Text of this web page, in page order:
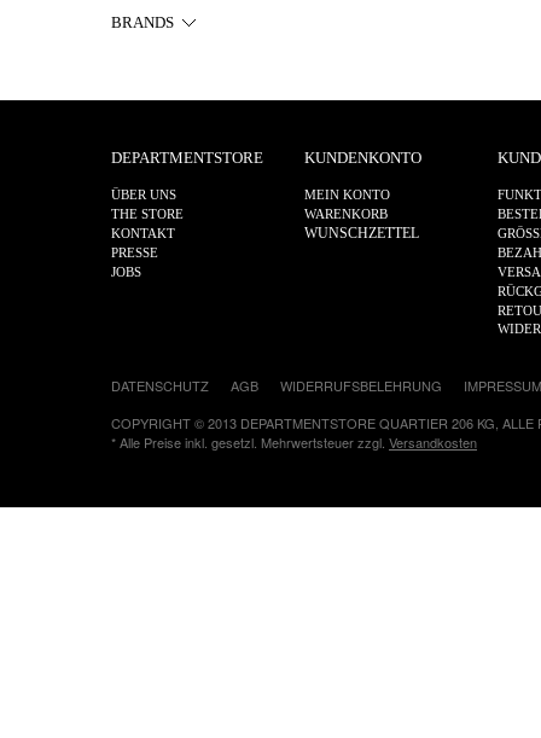
BRANDS
DEPARTMENTSTORE
ÜBER UNS
THE STORE
KONTAKT
PRESSE
JOBS
KUNDENKONTO
MEIN KONTO
WARENKORB
WUNSCHZETTEL
DATENSCHUTZ AGB WIDERRUFSBELEHRUNG
IMPRESSUM
COPYRIGHT © 2013 DEPARTMENTSTORE QUARTIER 206 KG, ALLE
* Alle Preise inkl. gesetzl. Mehrwertsteuer zzgl. Versandkosten